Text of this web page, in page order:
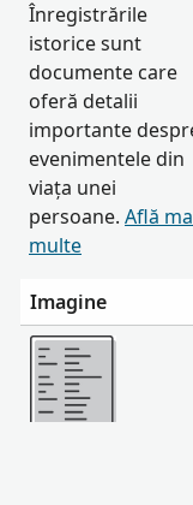
Înregistrările
istorice sunt
documente care
oferă detalii
importante
evenimentele din
viața unei
persoane. Află
multe
Imagine
Mai multe